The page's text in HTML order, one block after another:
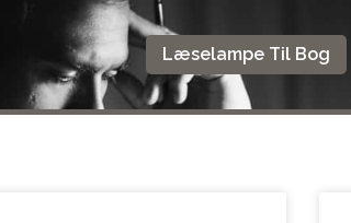
Læselampe Til Bog